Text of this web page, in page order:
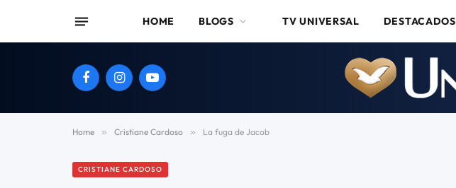
HOME BLOGS TV UNIVERSAL DESTACADOS
FacebookInstagramYouTube
Home » Cristiane Cardoso » La fuga de Jacob
CRISTIANE CARDOSO